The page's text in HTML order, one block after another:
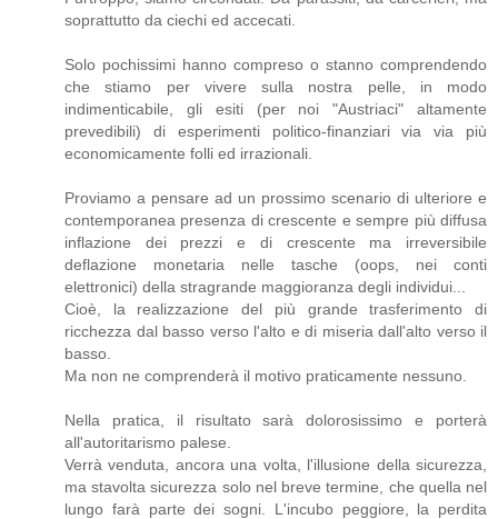
soprattutto da ciechi ed accecati.
Solo pochissimi hanno compreso o stanno comprendendo
che stiamo per vivere sulla nostra pelle, in modo
indimenticabile, gli esiti (per noi "Austriaci" altamente
prevedibili) di esperimenti politico-finanziari via via più
economicamente folli ed irrazionali.
Proviamo a pensare ad un prossimo scenario di ulteriore e
contemporanea presenza di crescente e sempre più diffusa
inflazione dei prezzi e di crescente ma irreversibile
deflazione monetaria nelle tasche (oops, nei conti
elettronici) della stragrande maggioranza degli individui...
Cioè, la realizzazione del più grande trasferimento di
ricchezza dal basso verso l'alto e di miseria dall'alto verso il
basso.
Ma non ne comprenderà il motivo praticamente nessuno.
Nella pratica, il risultato sarà dolorosissimo e porterà
all'autoritarismo palese.
Verrà venduta, ancora una volta, l'illusione della sicurezza,
ma stavolta sicurezza solo nel breve termine, che quella nel
lungo farà parte dei sogni. L'incubo peggiore, la perdita